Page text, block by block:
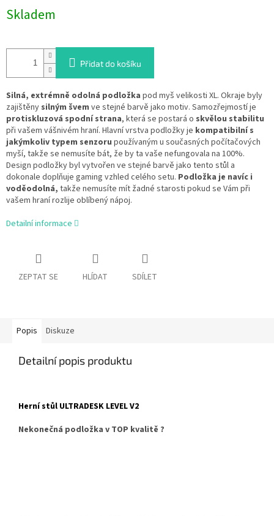
cena:
Skladem
Přidat do košíku
Silná, extrémně odolná podložka pod myš velikosti XL. Okraje byly
zajištěny silným švem ve stejné barvě jako motiv. Samozřejmostí je
protiskluzová spodní strana, která se postará o skvělou stabilitu
při vašem vášnivém hraní. Hlavní vrstva podložky je kompatibilní s
jakýmkoliv typem senzoru používaným u současných počítačových
myší, takže se nemusíte bát, že by ta vaše nefungovala na 100%.
Design podložky byl vytvořen ve stejné barvě jako tento stůl a
dokonale doplňuje gaming vzhled celého setu. Podložka je navíc i
voděodolná, takže nemusíte mít žadné starosti pokud se Vám při
vašem hraní rozlije oblíbený nápoj.
Detailní informace
ZEPTAT SE HLÍDAT SDÍLET
Popis Diskuze
Detailní popis produktu
Herní stůl ULTRADESK LEVEL V2
Nekonečná podložka v TOP kvalitě ?